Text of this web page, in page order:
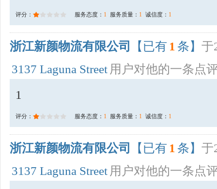
评分： 服务态度： 1 服务质量： 1 诚信度： 1
浙江新颜物流有限公司 【已有 1 条】 于
3137 Laguna Street 用户对他的一条点
1
评分： 服务态度： 1 服务质量： 1 诚信度： 1
浙江新颜物流有限公司 【已有 1 条】 于
3137 Laguna Street 用户对他的一条点